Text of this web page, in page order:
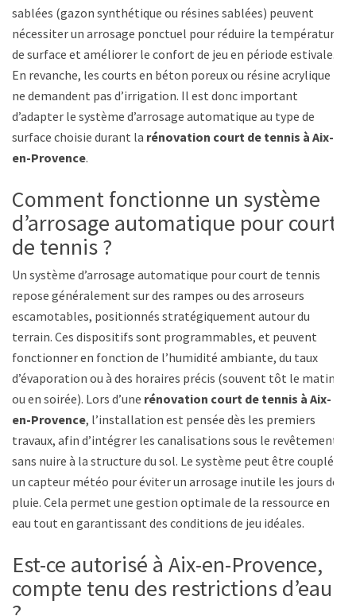
sablées (gazon synthétique ou résines sablées) peuvent
nécessiter un arrosage ponctuel pour réduire la température
de surface et améliorer le confort de jeu en période estivale.
En revanche, les courts en béton poreux ou résine acrylique
ne demandent pas d’irrigation. Il est donc important
d’adapter le système d’arrosage automatique au type de
surface choisie durant la rénovation court de tennis à Aix-
en-Provence.
Comment fonctionne un système
d’arrosage automatique pour court
de tennis ?
Un système d’arrosage automatique pour court de tennis
repose généralement sur des rampes ou des arroseurs
escamotables, positionnés stratégiquement autour du
terrain. Ces dispositifs sont programmables, et peuvent
fonctionner en fonction de l’humidité ambiante, du taux
d’évaporation ou à des horaires précis (souvent tôt le matin
ou en soirée). Lors d’une rénovation court de tennis à Aix-
en-Provence, l’installation est pensée dès les premiers
travaux, afin d’intégrer les canalisations sous le revêtement,
sans nuire à la structure du sol. Le système peut être couplé à
un capteur météo pour éviter un arrosage inutile les jours de
pluie. Cela permet une gestion optimale de la ressource en
eau tout en garantissant des conditions de jeu idéales.
Est-ce autorisé à Aix-en-Provence,
compte tenu des restrictions d’eau